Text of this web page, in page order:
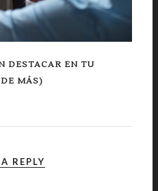
DESTACAR EN TU
MÁS)
REPLY